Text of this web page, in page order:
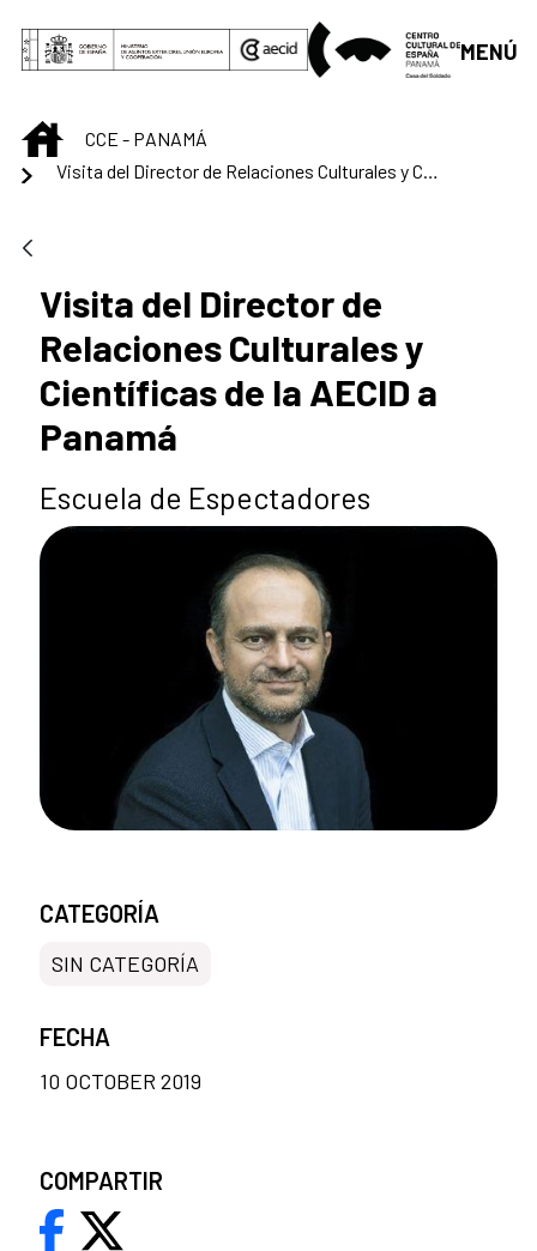
Skip to Main Content
MENÚ
INICIOCCE - PANAMÁ
Visita del Director de
Relaciones Culturales y
Científicas de la AECID a
Panamá
Escuela de Espectadores
CATEGORÍA
SIN CATEGORÍA
FECHA
10 OCTOBER 2019
COMPARTIR